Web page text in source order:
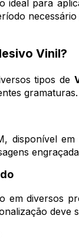
ideal para
Vinil?
tipos de
disponível em
em diversos